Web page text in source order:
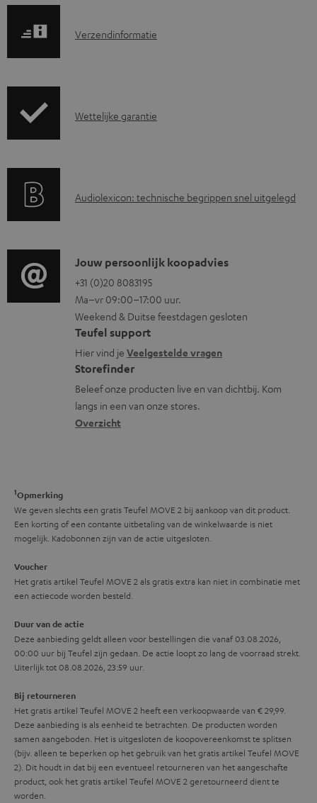
n
V
e
n
r
m
a
t
i
e
Verzendinformatie
G
n
e
i
n
f
o
r
m
a
Wettelijke garantie
A
i
o
g
l
o
s
s
a
r
Audiolexicon: technische begrippen snel uitgelegd
C
o
n
t
a
c
t
i
n
m
a
i
e
Jouw persoonlijk koopadvies
+31 (0)20 8083195
Ma–vr 09:00–17:00 uur.
Weekend & Duitse feestdagen gesloten
Teufel support
Hier vind je Veelgestelde vragen
Storefinder
Beleef onze producten live en van dichtbij. Kom
langs in een van onze stores.
Overzicht
1Opmerking
We geven slechts een gratis Teufel MOVE 2 bij aankoop van dit product.
Een korting of een contante uitbetaling van de winkelwaarde is niet
mogelijk. Kadobonnen zijn van de actie uitgesloten.
Voucher
Het gratis artikel Teufel MOVE 2 als gratis extra kan niet in combinatie met
een actiecode worden besteld.
Duur van de actie
Deze aanbieding geldt alleen voor bestellingen die vanaf 03.08.2026,
00:00 uur bij Teufel zijn gedaan. De actie loopt zo lang de voorraad strekt.
Uiterlijk tot 08.08.2026, 23:59 uur.
Bij retourneren
Het gratis artikel Teufel MOVE 2 heeft een verkoopwaarde van € 29,99.
Deze aanbieding is als eenheid te betrachten. De producten worden
samen aangeboden. Het is uitgesloten de koopovereenkomst te splitsen
(bijv. alleen te beperken op het gebruik van het gratis artikel Teufel MOVE
2). Dit houdt in dat bij een eventueel retourneren van het aangeschafte
product, ook het gratis artikel Teufel MOVE 2 geretourneerd dient te
worden.